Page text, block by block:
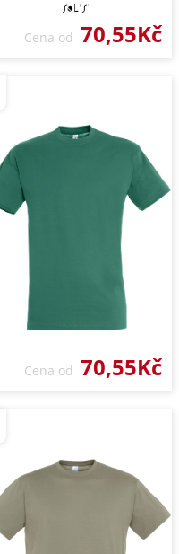
Cena od 70,55Kč
Cena od 70,55Kč